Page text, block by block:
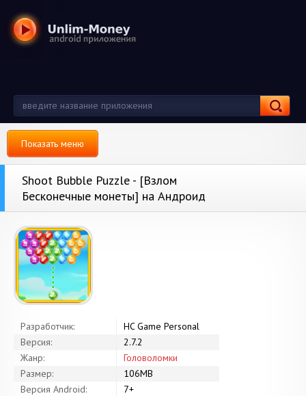
Показать меню
Shoot Bubble Puzzle - [Взлом
Бесконечные монеты] на Андроид
Разработчик:
HC Game Personal
Версия:
2.7.2
Жанр:
Головоломки
Размер:
106MB
Версия Android:
7+